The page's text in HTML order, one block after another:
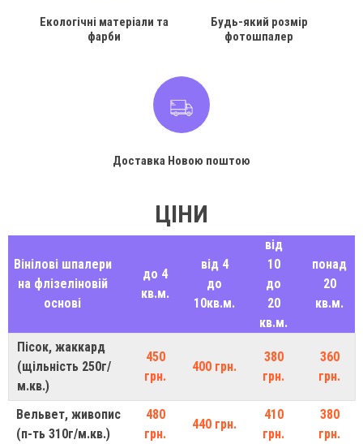
Екологічні матеріали та
фарби
Будь-який розмір
фотошпалер
Доставка Новою поштою
ЦІНИ
Вінілові шпалери
на флізеліновій
основі
до 4
кв.м.
від 4
до
10кв.м.
від
10
до
20
кв.м.
понад
20
кв.м.
Пісок, жаккард
(щільність 250г/
м.кв.)
450
грн.
400 грн.
380
грн.
360
грн.
Вельвет, живопис
(п-ть 310г/м.кв.)
480
грн.
440 грн.
410
грн.
380
грн.